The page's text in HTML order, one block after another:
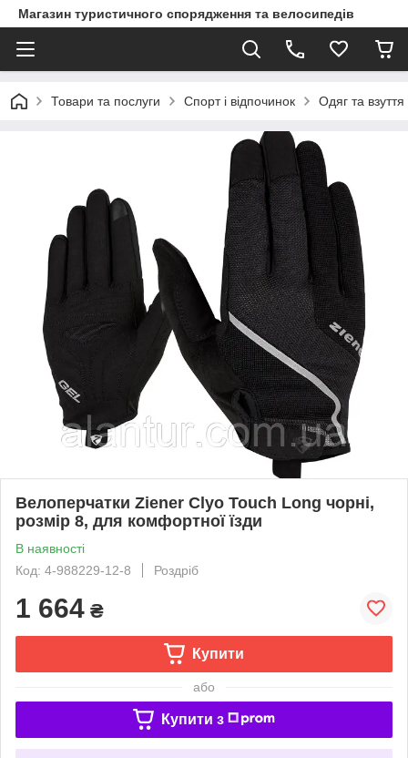
Магазин туристичного спорядження та велосипедів
Товари та послуги Спорт і відпочинок Одяг та
Велоперчатки Ziener Clyo Touch Long чорні,
розмір 8, для комфортної їзди
В наявності
Код: 4-988229-12-8
Роздріб
1 664 ₴
Купити
або
Купити з